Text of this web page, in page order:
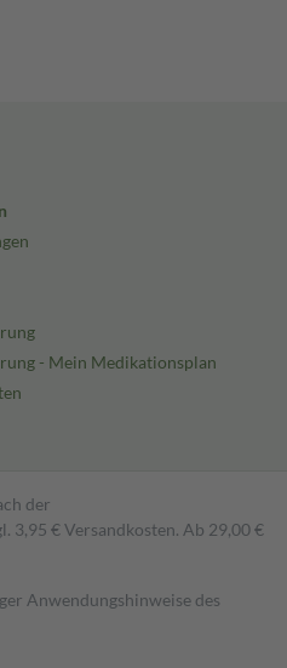
- Mein Medikationsplan
der
3,95 € Versandkosten. Ab 29,00 €
Anwendungshinweise des